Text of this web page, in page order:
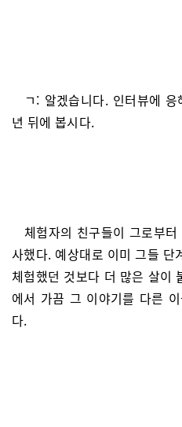
ㄱ: 알겠습니다. 인터뷰에
년 뒤에 봅시다.
체험자의 친구들이 그로부
사했다. 예상대로 이미 그들 단
체험했던 것보다 더 많은 살이
에서 가끔 그 이야기를 다른
다.